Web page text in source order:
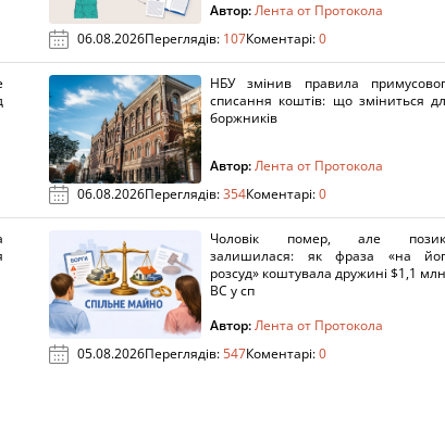
Автор:Лента от Протокола
06.08.2026Переглядів: 107Коментарі:0
НБУ змінив правила
списання коштів: що зміниться
боржників
Автор:Лента от Протокола
06.08.2026Переглядів:354Коментарі:0
Чоловік помер, але
залишилася: як фраза «на
розсуд» коштувала дружині $1,1
ВС у сп
Автор:Лента от Протокола
05.08.2026Переглядів:547Коментарі:0